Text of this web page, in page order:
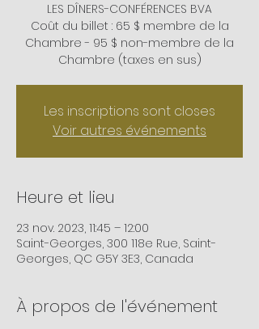
LES DÎNERS-CONFÉRENCES BVA
Coût du billet : 65 $ membre de la
Chambre - 95 $ non-membre de la
Chambre (taxes en sus)
Les inscriptions sont closes
Voir autres événements
Heure et lieu
23 nov. 2023, 11:45 – 12:00
Saint-Georges, 300 118e Rue, Saint-
Georges, QC G5Y 3E3, Canada
À propos de l'événement